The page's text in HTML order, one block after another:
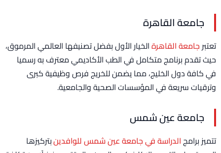
جامعة القاهرة
تعتبر جامعة القاهرةالخيار الأول بفضل تصنيفها العالمي المرموق،
حيث تقدم برنامج متكامل في الطب الأكاديمي معترف به رسميا
في كافة دول الخليج، مما يضمن للخريج فرص وظيفية كبرى
وترقيات سريعة في المؤسسات الصحية والجامعية.
جامعة عين شمس
تتميز برامجالدراسة في جامعة عين شمس للوافدينبتركيزها